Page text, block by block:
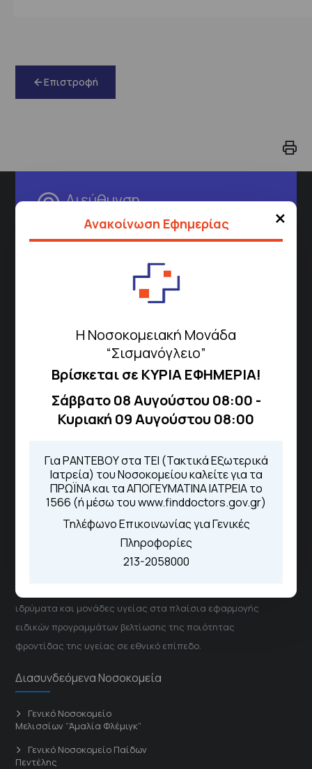
×
Ανακοίνωση Εφημερίας
Η Νοσοκομειακή Μονάδα
“Σισμανόγλειο”
Βρίσκεται σε ΚΥΡΙΑ ΕΦΗΜΕΡΙΑ!
Σάββατο 08 Αυγούστου 08:00 -
Κυριακή 09 Αυγούστου 08:00
Για ΡΑΝΤΕΒΟΥ στα ΤΕΙ (Τακτικά Εξωτερικά
Ιατρεία) του Νοσοκομείου καλείτε για τα
ΠΡΩΪΝΑ και τα ΑΠΟΓΕΥΜΑΤΙΝΑ ΙΑΤΡΕΙΑ το
1566 (ή μέσω του www.finddoctors.gov.gr)
Τηλέφωνο Επικοινωνίας για Γενικές
Πληροφορίες
213-2058000
Επιστροφή
Διεύθυνση
Σισμανόγλειου 1,
Περιοχής
Τηλέφωνα για Ραντεβού
Για τα πρωινά και τα απογευματινά
ιατρεία:
Καλώντας στην φωνητική πύλη του
1566
Μέσω της εφαρμογής "MyHealth
App"
ΓΝΑ Νοσοκομείο Σισμανόγλειο - Αμαλία Φλέμιγκ
Το Σισμανόγλειο συνεργάζεται με άλλα νοσηλευτικά
ιδρύματα και μονάδες υγείας στα πλαίσια εφαρμογής
ειδικών προγραμμάτων βελτίωσης της ποιότητας
φροντίδας της υγείας σε εθνικό επίπεδο.
Διασυνδεόμενα Νοσοκομεία
Γενικό Νοσοκομείο
Μελισσίων “Άμαλία Φλέμιγκ”
Γενικό Νοσοκομείο Παίδων
Πεντέλης